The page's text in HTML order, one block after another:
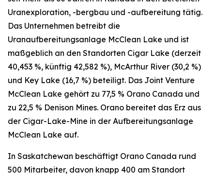
Uranexploration, -bergbau und -aufbereitung tätig.
Das Unternehmen betreibt die
Uranaufbereitungsanlage McClean Lake und ist
maßgeblich an den Standorten Cigar Lake (derzeit
40,453 %, künftig 42,582 %), McArthur River (30,2 %)
und Key Lake (16,7 %) beteiligt. Das Joint Venture
McClean Lake gehört zu 77,5 % Orano Canada und
zu 22,5 % Denison Mines. Orano bereitet das Erz aus
der Cigar-Lake-Mine in der Aufbereitungsanlage
McClean Lake auf.
In Saskatchewan beschäftigt Orano Canada rund
500 Mitarbeiter, davon knapp 400 am Standort